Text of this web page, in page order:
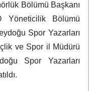
Bölümü Başkanı
Yöneticilik Bölümü
Spor Yazarları
ve Spor il Müdürü
Spor Yazarları